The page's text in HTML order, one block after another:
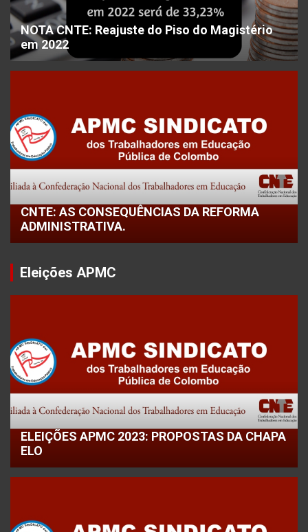
NOTA CNTE: Reajuste do Piso do Magistério
em 2022
CNTE: AS CONSEQUÊNCIAS DA REFORMA
ADMINISTRATIVA.
Eleições APMC
ELEIÇÕES APMC 2023: PROPOSTAS DA CHAPA
ELO